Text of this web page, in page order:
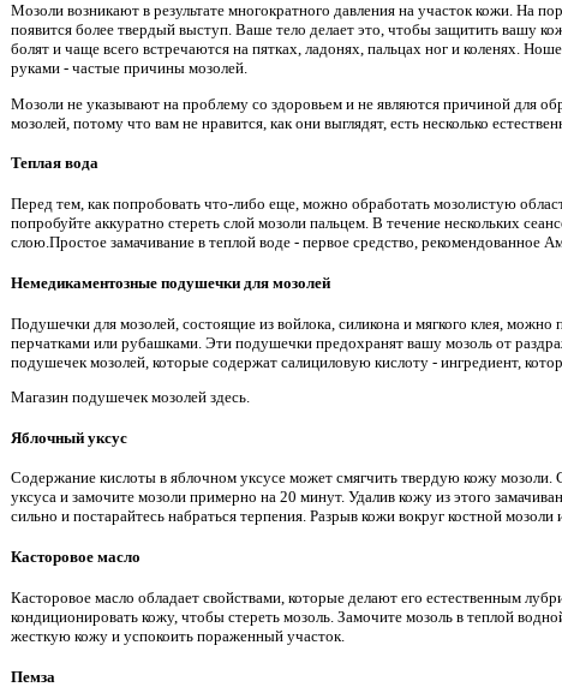
Мозоли возникают в результате многократного давления на участок кожи. На
появится более твердый выступ. Ваше тело делает это, чтобы защитить вашу
болят и чаще всего встречаются на пятках, ладонях, пальцах ног и коленях.
руками - частые причины мозолей.
Мозоли не указывают на проблему со здоровьем и не являются причиной для
мозолей, потому что вам не нравится, как они выглядят, есть несколько
Теплая вода
Перед тем, как попробовать что-либо еще, можно обработать мозолистую
попробуйте аккуратно стереть слой мозоли пальцем. В течение нескольких
слою.Простое замачивание в теплой воде - первое средство, рекомендованное
Немедикаментозные подушечки для мозолей
Подушечки для мозолей, состоящие из войлока, силикона и мягкого клея,
перчатками или рубашками. Эти подушечки предохранят вашу мозоль от
подушечек мозолей, которые содержат салициловую кислоту - ингредиент,
Магазин подушечек мозолей здесь.
Яблочный уксус
Содержание кислоты в яблочном уксусе может смягчить твердую кожу
уксуса и замочите мозоли примерно на 20 минут. Удалив кожу из этого
сильно и постарайтесь набраться терпения. Разрыв кожи вокруг костной
Касторовое масло
Касторовое масло обладает свойствами, которые делают его естественным
кондиционировать кожу, чтобы стереть мозоль. Замочите мозоль в теплой
жесткую кожу и успокоить пораженный участок.
Пемза